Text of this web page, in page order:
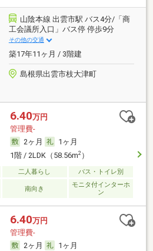
山陰本線 出雲市駅 バス4分/「商
工会議所入口」バス停 停歩9分
その他の交通
築17年11ヶ月 / 3階建
島根県出雲市枝大津町
6.40万円
管理費-
2ヶ月
1ヶ月
1階 / 2LDK（58.56m2）
二人暮らし バス・トイレ別
南向き
モニタ付インターホ
ン
6.40万円
管理費-
2ヶ月
1ヶ月